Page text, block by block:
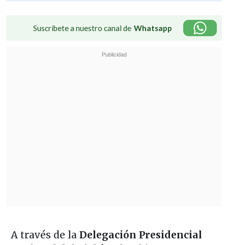
Suscríbete a nuestro canal de Whatsapp
A través de la Delegación Presidencial